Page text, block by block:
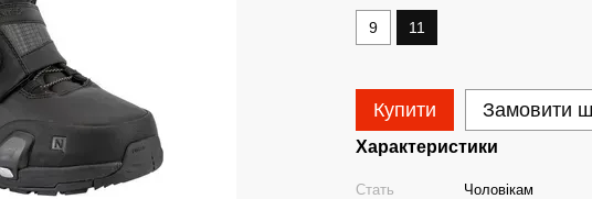
9 11
Купити Замовити
Характеристики
Стать
Чоловікам